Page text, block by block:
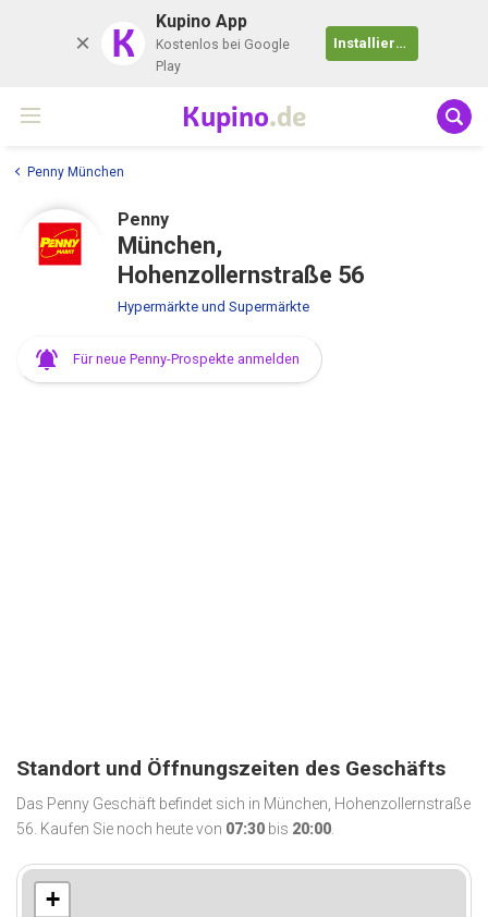
K Kupino App
Kostenlos bei Google
Play
Installieren
Kupino.de
Penny München
Penny
München,
Hohenzollernstraße 56
Hypermärkte und Supermärkte
Für neue Penny-Prospekte anmelden
Standort und Öffnungszeiten des Geschäfts
Das Penny Geschäft befindet sich in München, Hohenzollernstraße
56. Kaufen Sie noch heute von 07:30 bis 20:00.
+